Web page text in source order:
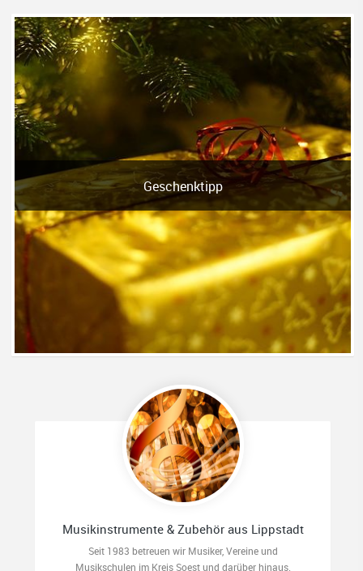
Geschenktipp
Musikinstrumente & Zubehör aus Lippstadt
Seit 1983 betreuen wir Musiker, Vereine und
Musikschulen im Kreis Soest und darüber hinaus.